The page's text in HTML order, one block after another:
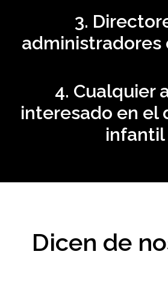
3.
administradores
4. Cualquier
interesado en el
infantil
Dicen de